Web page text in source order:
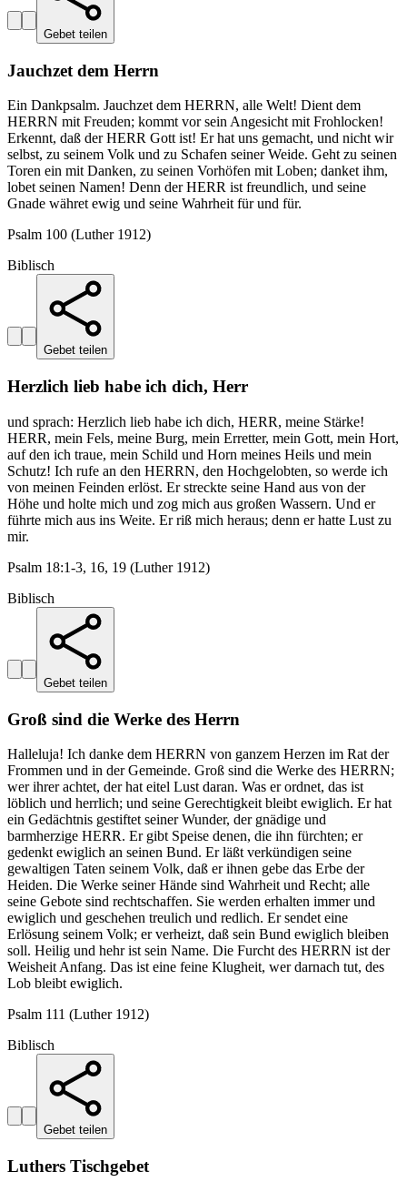
Gebet teilen
Jauchzet dem Herrn
Ein Dankpsalm. Jauchzet dem HERRN, alle Welt! Dient dem
HERRN mit Freuden; kommt vor sein Angesicht mit Frohlocken!
Erkennt, daß der HERR Gott ist! Er hat uns gemacht, und nicht wir
selbst, zu seinem Volk und zu Schafen seiner Weide. Geht zu seinen
Toren ein mit Danken, zu seinen Vorhöfen mit Loben; danket ihm,
lobet seinen Namen! Denn der HERR ist freundlich, und seine
Gnade währet ewig und seine Wahrheit für und für.
Psalm 100 (Luther 1912)
Biblisch
Gebet teilen
Herzlich lieb habe ich dich, Herr
und sprach: Herzlich lieb habe ich dich, HERR, meine Stärke!
HERR, mein Fels, meine Burg, mein Erretter, mein Gott, mein Hort,
auf den ich traue, mein Schild und Horn meines Heils und mein
Schutz! Ich rufe an den HERRN, den Hochgelobten, so werde ich
von meinen Feinden erlöst. Er streckte seine Hand aus von der
Höhe und holte mich und zog mich aus großen Wassern. Und er
führte mich aus ins Weite. Er riß mich heraus; denn er hatte Lust zu
mir.
Psalm 18:1-3, 16, 19 (Luther 1912)
Biblisch
Gebet teilen
Groß sind die Werke des Herrn
Halleluja! Ich danke dem HERRN von ganzem Herzen im Rat der
Frommen und in der Gemeinde. Groß sind die Werke des HERRN;
wer ihrer achtet, der hat eitel Lust daran. Was er ordnet, das ist
löblich und herrlich; und seine Gerechtigkeit bleibt ewiglich. Er hat
ein Gedächtnis gestiftet seiner Wunder, der gnädige und
barmherzige HERR. Er gibt Speise denen, die ihn fürchten; er
gedenkt ewiglich an seinen Bund. Er läßt verkündigen seine
gewaltigen Taten seinem Volk, daß er ihnen gebe das Erbe der
Heiden. Die Werke seiner Hände sind Wahrheit und Recht; alle
seine Gebote sind rechtschaffen. Sie werden erhalten immer und
ewiglich und geschehen treulich und redlich. Er sendet eine
Erlösung seinem Volk; er verheizt, daß sein Bund ewiglich bleiben
soll. Heilig und hehr ist sein Name. Die Furcht des HERRN ist der
Weisheit Anfang. Das ist eine feine Klugheit, wer darnach tut, des
Lob bleibt ewiglich.
Psalm 111 (Luther 1912)
Biblisch
Gebet teilen
Luthers Tischgebet